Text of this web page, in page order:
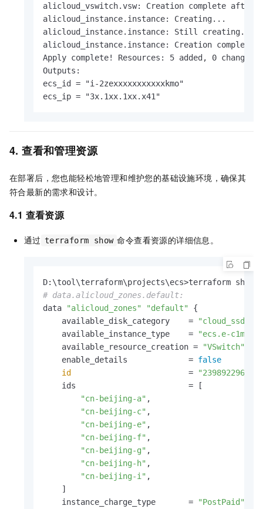
alicloud_vswitch.vsw: Creation complete after
alicloud_instance.instance: Creating...
alicloud_instance.instance: Still creating...
alicloud_instance.instance: Creation complete
Apply complete! Resources: 5 added, 0
Outputs:
ecs_id = "i-2zexxxxxxxxxxxkmo"
ecs_ip = "3x.1xx.1xx.x41"
4. 查看和管理资源
在部署后，您也能轻松地管理和维护您的基础设施环境，确保其
符合最新的需求和设计。
4.1 查看资源
通过 terraform show 命令查看资源的详细信息。
# data.alicloud_zones.default:
data
"alicloud_zones" "default"
{
    available_disk_category    =
"cloud_ssd"
    available_instance_type    =
"ecs.e-
    available_resource_creation =
"VSwitch"
    enable_details             =
false
id
                         =
"2398922967"
    ids                        = [
"cn-beijing-a" ,
"cn-beijing-c" ,
"cn-beijing-e" ,
"cn-beijing-f" ,
"cn-beijing-g" ,
"cn-beijing-h" ,
"cn-beijing-i" ,
    ]
    instance_charge_type       =
"PostPaid"